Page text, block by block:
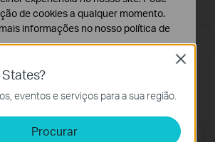
views
eventos e serviços para a sua região.
Procurar
Close
de cookies a qualquer momento.
informações no nosso política de
para o funcionamento do
ser desativados nos seus
e Marketing